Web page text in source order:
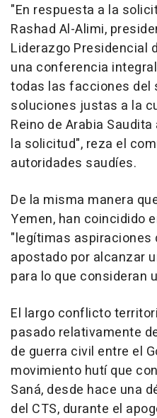
"En respuesta a la
Rashad Al-Alimi,
Liderazgo Presidencial
una conferencia
todas las facciones del
soluciones justas a la
Reino de Arabia
la solicitud", reza el
autoridades saudíes.
De la misma manera
Yemen, han coincidido
"legítimas aspiraciones
apostado por alcanzar
para lo que consideran
El largo conflicto
pasado relativamente
de guerra civil entre el
movimiento hutí que
Saná, desde hace una
del CTS, durante el